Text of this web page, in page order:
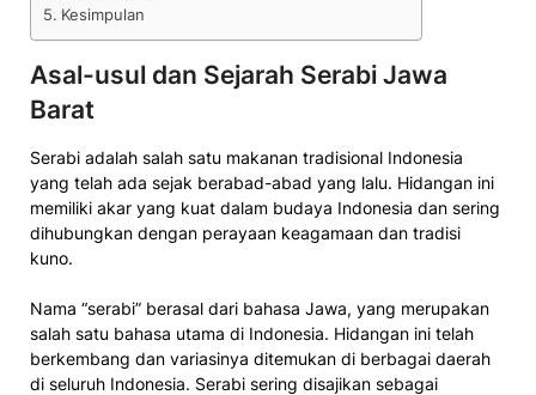
Kesimpulan
Asal-usul dan Sejarah Serabi Jawa
Barat
Serabi adalah salah satu makanan tradisional Indonesia
yang telah ada sejak berabad-abad yang lalu. Hidangan ini
memiliki akar yang kuat dalam budaya Indonesia dan sering
dihubungkan dengan perayaan keagamaan dan tradisi
kuno.
Nama “serabi” berasal dari bahasa Jawa, yang merupakan
salah satu bahasa utama di Indonesia. Hidangan ini telah
berkembang dan variasinya ditemukan di berbagai daerah
di seluruh Indonesia. Serabi sering disajikan sebagai